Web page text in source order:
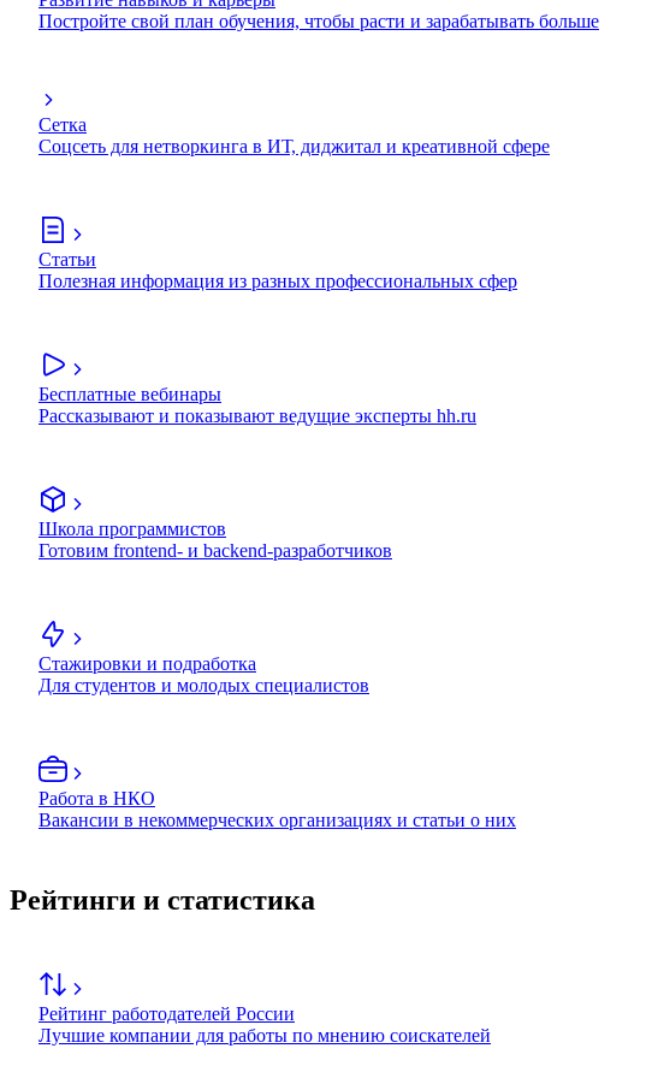
Постройте свой план обучения, чтобы расти и зарабатывать больше
Сетка
Соцсеть для нетворкинга в ИТ, диджитал и креативной сфере
Статьи
Полезная информация из разных профессиональных сфер
Бесплатные вебинары
Рассказывают и показывают ведущие эксперты hh.ru
Школа программистов
Готовим frontend- и backend-разработчиков
Стажировки и подработка
Для студентов и молодых специалистов
Работа в НКО
Вакансии в некоммерческих организациях и статьи о них
Рейтинги и статистика
Рейтинг работодателей России
Лучшие компании для работы по мнению соискателей